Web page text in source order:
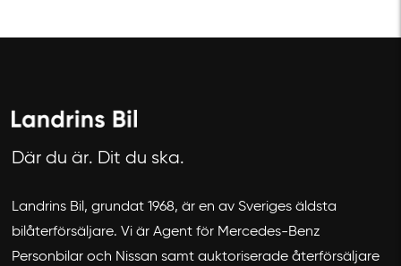
Avbryt
Där du är. Dit du ska.
Landrins Bil, grundat 1968, är en av Sveriges äldsta
bilåterförsäljare. Vi är Agent för Mercedes-Benz
Personbilar och Nissan samt auktoriserade återförsäljare